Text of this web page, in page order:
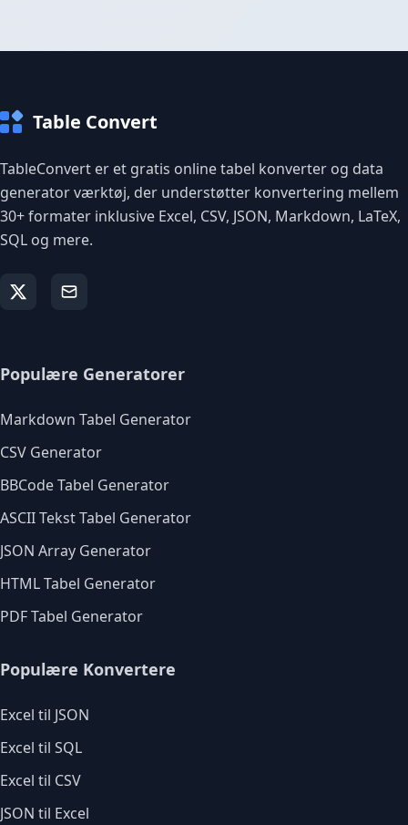
Table Convert
TableConvert er et gratis online tabel konverter og data
generator værktøj, der understøtter konvertering mellem
30+ formater inklusive Excel, CSV, JSON, Markdown, LaTeX,
SQL og mere.
Populære Generatorer
Markdown Tabel Generator
CSV Generator
BBCode Tabel Generator
ASCII Tekst Tabel Generator
JSON Array Generator
HTML Tabel Generator
PDF Tabel Generator
Populære Konvertere
Excel til JSON
Excel til SQL
Excel til CSV
JSON til Excel